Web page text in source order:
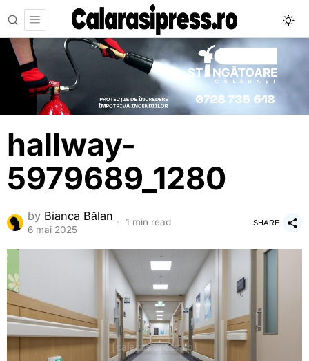
hallway-
5979689_1280
by Bianca Bălan
6 mai 2025
1 min read SHARE